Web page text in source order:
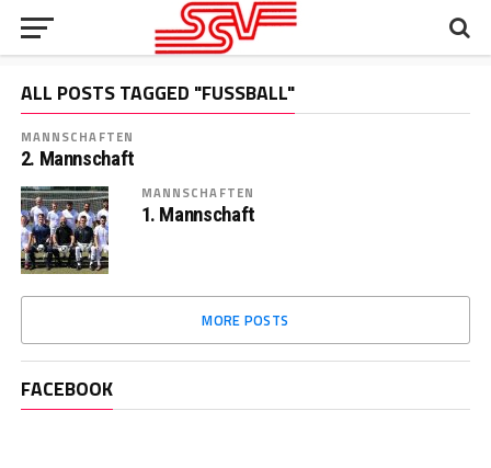
ALL POSTS TAGGED "FUSSBALL"
MANNSCHAFTEN
2. Mannschaft
MANNSCHAFTEN
1. Mannschaft
MORE POSTS
FACEBOOK